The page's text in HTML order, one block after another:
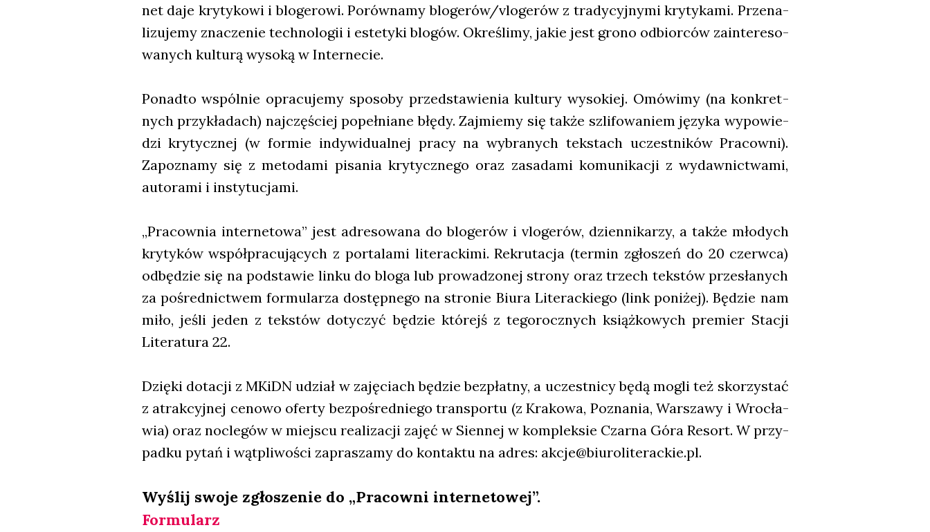
net daje kry­ty­ko­wi i blo­ge­ro­wi. Porów­na­my blogerów/vlogerów z tra­dy­cyj­ny­mi kry­ty­ka­mi. Prze­na­
li­zu­je­my zna­cze­nie tech­no­lo­gii i este­ty­ki blo­gów. Okre­śli­my, jakie jest gro­no odbior­ców zain­te­re­so­
wa­nych kul­tu­rą wyso­ką w Inter­ne­cie.
Ponad­to wspól­nie opra­cu­je­my spo­so­by przed­sta­wie­nia kul­tu­ry wyso­kiej. Omó­wi­my (na kon­kret­
nych przy­kła­dach) naj­czę­ściej popeł­nia­ne błę­dy. Zaj­mie­my się tak­że szli­fo­wa­niem języ­ka wypo­wie­
dzi kry­tycz­nej (w for­mie indy­wi­du­al­nej pra­cy na wybra­nych tek­stach uczest­ni­ków Pra­cow­ni).
Zapo­zna­my się z meto­da­mi pisa­nia kry­tycz­ne­go oraz zasa­da­mi komu­ni­ka­cji z wydaw­nic­twa­mi,
auto­ra­mi i insty­tu­cja­mi.
„Pra­cow­nia inter­ne­to­wa” jest adre­so­wa­na do blo­ge­rów i vlo­ge­rów, dzien­ni­ka­rzy, a tak­że mło­dych
kry­ty­ków współ­pra­cu­ją­cych z por­ta­la­mi lite­rac­ki­mi. Rekru­ta­cja (ter­min zgło­szeń do 20 czerw­ca)
odbę­dzie się na pod­sta­wie lin­ku do blo­ga lub pro­wa­dzo­nej stro­ny oraz trzech tek­stów prze­sła­nych
za pośred­nic­twem for­mu­la­rza dostęp­ne­go na stro­nie Biu­ra Lite­rac­kie­go (link poni­żej). Będzie nam
miło, jeśli jeden z tek­stów doty­czyć będzie któ­rejś z tego­rocz­nych książ­ko­wych pre­mier Sta­cji
Lite­ra­tu­ra 22.
Dzię­ki dota­cji z MKiDN udział w zaję­ciach będzie bez­płat­ny, a uczest­ni­cy będą mogli też sko­rzy­stać
z atrak­cyj­nej ceno­wo ofer­ty bez­po­śred­nie­go trans­por­tu (z Kra­ko­wa, Pozna­nia, War­sza­wy i Wro­cła­
wia) oraz noc­le­gów w miej­scu reali­za­cji zajęć w Sien­nej w kom­plek­sie Czar­na Góra Resort. W przy­
pad­ku pytań i wąt­pli­wo­ści zapra­sza­my do kon­tak­tu na adres: akcje@biuroliterackie.pl.
Wyślij swo­je zgło­sze­nie do „Pra­cow­ni inter­ne­to­wej”.
For­mu­larz